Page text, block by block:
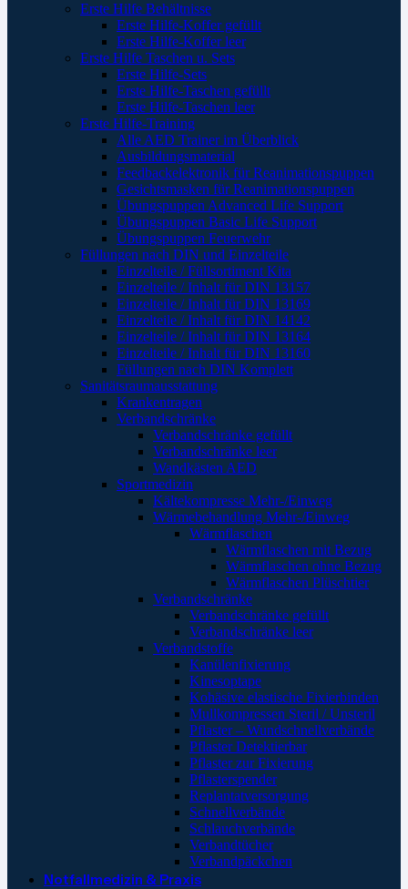
Erste Hilfe Behältnisse
Erste Hilfe-Koffer gefüllt
Erste Hilfe-Koffer leer
Erste Hilfe Taschen u. Sets
Erste Hilfe-Sets
Erste Hilfe-Taschen gefüllt
Erste Hilfe-Taschen leer
Erste Hilfe-Training
Alle AED Trainer im Überblick
Ausbildungsmaterial
Feedbackelektronik für Reanimationspuppen
Gesichtsmasken für Reanimationspuppen
Übungspuppen Advanced Life Support
Übungspuppen Basic Life Support
Übungspuppen Feuerwehr
Füllungen nach DIN und Einzelteile
Einzelteile / Füllsortiment Kita
Einzelteile / Inhalt für DIN 13157
Einzelteile / Inhalt für DIN 13169
Einzelteile / Inhalt für DIN 14142
Einzelteile / Inhalt für DIN 13164
Einzelteile / Inhalt für DIN 13160
Füllungen nach DIN Komplett
Sanitätsraumausstattung
Krankentragen
Verbandschränke
Verbandschränke gefüllt
Verbandschränke leer
Wandkästen AED
Sportmedizin
Kältekompresse Mehr-/Einweg
Wärmebehandlung Mehr-/Einweg
Wärmflaschen
Wärmflaschen mit Bezug
Wärmflaschen ohne Bezug
Wärmflaschen Plüschtier
Verbandschränke
Verbandschränke gefüllt
Verbandschränke leer
Verbandstoffe
Kanülenfixierung
Kinesoptape
Kohäsive elastische Fixierbinden
Mullkompressen Steril / Unsteril
Pflaster – Wundschnellverbände
Pflaster Detektierbar
Pflaster zur Fixierung
Pflasterspender
Replantatversorgung
Schnellverbände
Schlauchverbände
Verbandtücher
Verbandpäckchen
Notfallmedizin & Praxis